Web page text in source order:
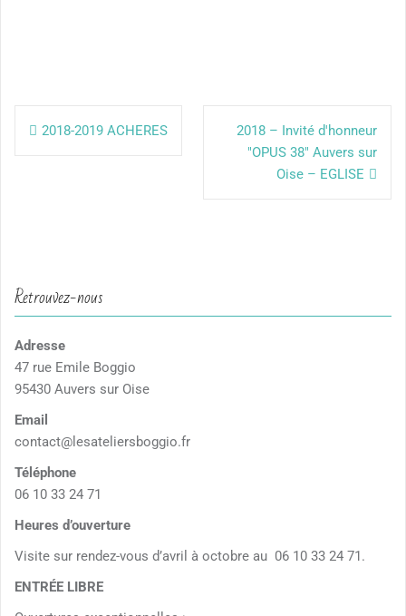
Navigation
de 2018-2019 ACHERES
2018 – Invité d'honneur
"OPUS 38" Auvers sur
Oise – EGLISE
Retrouvez-nous
Adresse
47 rue Emile Boggio
95430 Auvers sur Oise
Email
contact@lesateliersboggio.fr
Téléphone
06 10 33 24 71
Heures d’ouverture
Visite sur rendez-vous d’avril à octobre au 06 10 33 24 71.
ENTRÉE LIBRE